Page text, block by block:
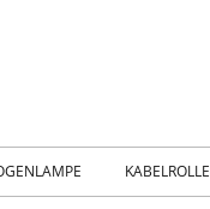
KABELROLLE